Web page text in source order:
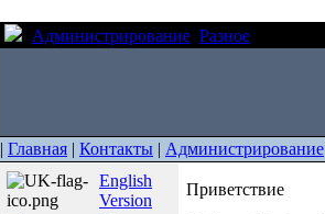
Администрирование Разное
| Главная | Контакты | Администрирование
English
Version
Приветствие